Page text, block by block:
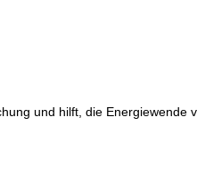
und hilft, die Energiewende